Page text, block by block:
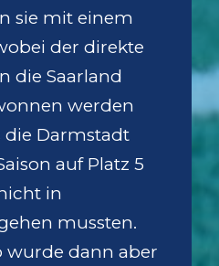
sie mit einem
der direkte
die Saarland
werden
die Darmstadt
auf Platz 5
in
mussten.
wurde dann aber